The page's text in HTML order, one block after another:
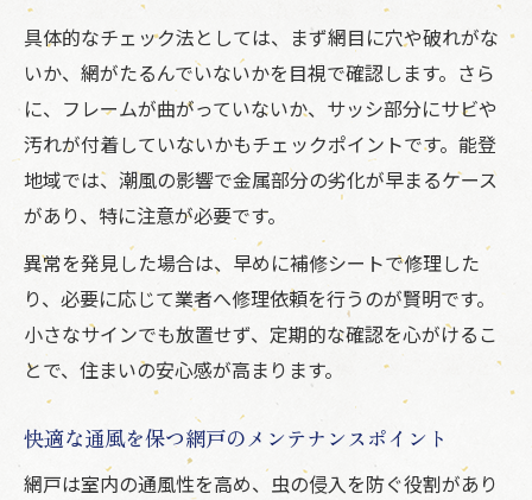
具体的なチェック法としては、まず網目に穴や破れがな
いか、網がたるんでいないかを目視で確認します。さら
に、フレームが曲がっていないか、サッシ部分にサビや
汚れが付着していないかもチェックポイントです。能登
地域では、潮風の影響で金属部分の劣化が早まるケース
があり、特に注意が必要です。
異常を発見した場合は、早めに補修シートで修理した
り、必要に応じて業者へ修理依頼を行うのが賢明です。
小さなサインでも放置せず、定期的な確認を心がけるこ
とで、住まいの安心感が高まります。
快適な通風を保つ網戸のメンテナンスポイント
網戸は室内の通風性を高め、虫の侵入を防ぐ役割があり